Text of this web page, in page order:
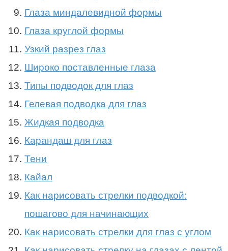
Глаза миндалевидной формы
Глаза круглой формы
Узкий разрез глаз
Широко поставленные глаза
Типы подводок для глаз
Гелевая подводка для глаз
Жидкая подводка
Карандаш для глаз
Тени
Кайал
Как нарисовать стрелки подводкой:
пошагово для начинающих
Как нарисовать стрелки для глаз с углом